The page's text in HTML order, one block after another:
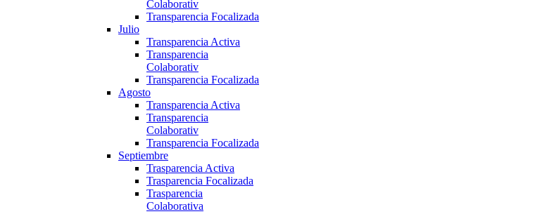
Colaborativ
Transparencia Focalizada
Julio
Transparencia Activa
Transparencia
Colaborativ
Transparencia Focalizada
Agosto
Transparencia Activa
Transparencia
Colaborativ
Transparencia Focalizada
Septiembre
Trasparencia Activa
Trasparencia Focalizada
Trasparencia
Colaborativa